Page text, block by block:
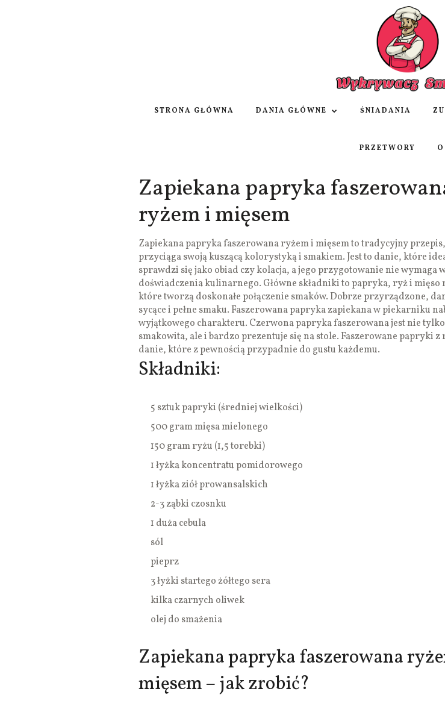
STRONA GŁÓWNA DANIA GŁÓWNE ŚNIADANIA
PRZETWORY
Zapiekana papryka
ryżem i mięsem
Zapiekana papryka faszerowana ryżem i mięsem to tradycyjny
przyciąga swoją kuszącą kolorystyką i smakiem. Jest to danie, które
sprawdzi się jako obiad czy kolacja, a jego przygotowanie nie wymaga
doświadczenia kulinarnego. Główne składniki to papryka, ryż i mięso
które tworzą doskonałe połączenie smaków. Dobrze przyrządzone,
sycące i pełne smaku. Faszerowana papryka zapiekana w piekarniku
wyjątkowego charakteru. Czerwona papryka faszerowana jest nie tylko
smakowita, ale i bardzo prezentuje się na stole. Faszerowane papryki z
danie, które z pewnością przypadnie do gustu każdemu.
Składniki:
5 sztuk papryki (średniej wielkości)
500 gram mięsa mielonego
150 gram ryżu (1,5 torebki)
1 łyżka koncentratu pomidorowego
1 łyżka ziół prowansalskich
2-3 ząbki czosnku
1 duża cebula
sól
pieprz
3 łyżki startego żółtego sera
kilka czarnych oliwek
olej do smażenia
Zapiekana papryka faszerowana
mięsem – jak zrobić?